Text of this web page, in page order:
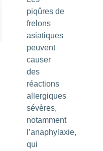
piqûres de
frelons
asiatiques
peuvent
causer
des
réactions
allergiques
sévères,
notamment
l’anaphylaxie,
qui